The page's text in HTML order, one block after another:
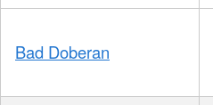
Bad Doberan